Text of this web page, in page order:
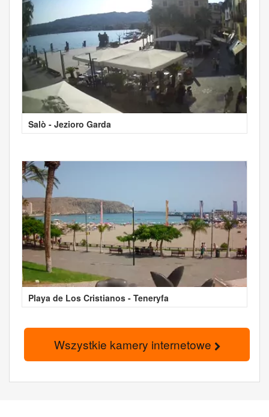
Salò - Jezioro Garda
Playa de Los Cristianos - Teneryfa
Wszystkie kamery internetowe